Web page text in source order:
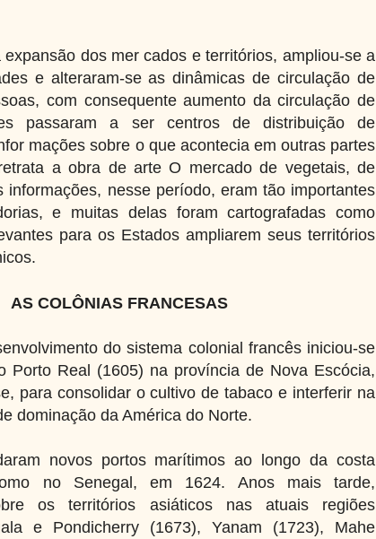
dos mer cados e territórios, ampliou-se a
e alteraram-se as dinâmicas de circulação de
com consequente aumento da circulação de
passaram a ser centros de distribuição de
mações sobre o que acontecia em outras partes
a obra de arte O mercado de vegetais, de
informações, nesse período, eram tão importantes
e muitas delas foram cartografadas como
para os Estados ampliarem seus territórios
AS COLÔNIAS FRANCESAS
do sistema colonial francês iniciou-se
Porto Real (1605) na província de Nova Escócia,
para consolidar o cultivo de tabaco e interferir na
dominação da América do Norte.
novos portos marítimos ao longo da costa
no Senegal, em 1624. Anos mais tarde,
os territórios asiáticos nas atuais regiões
e Pondicherry (1673), Yanam (1723), Mahe